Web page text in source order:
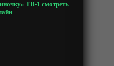
ТВ-1 смотреть